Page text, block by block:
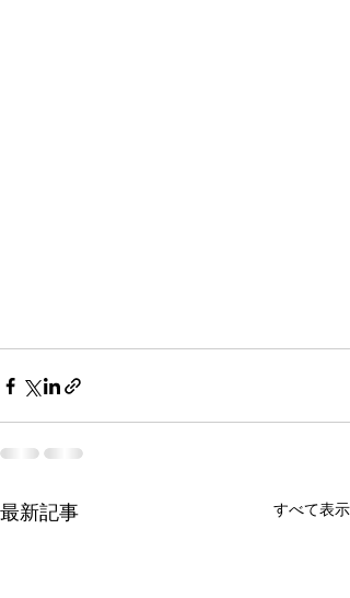
最新記事 すべて表示